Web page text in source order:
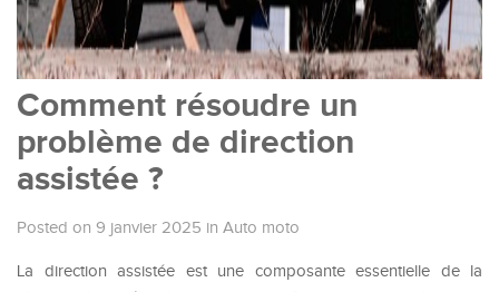
Comment résoudre un
problème de direction
assistée ?
Posted on 9 janvier 2025 in Auto moto
La direction assistée est une composante essentielle de la